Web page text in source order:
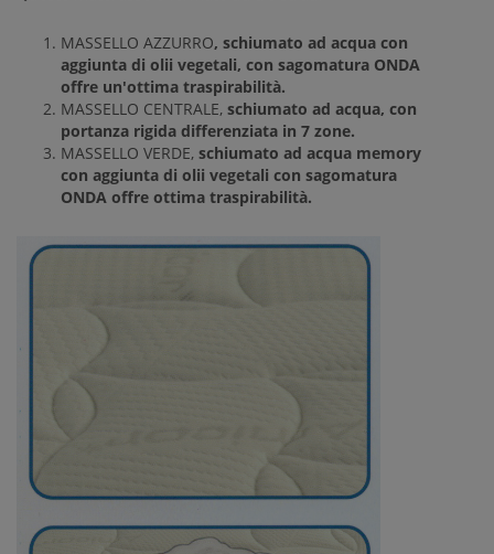
MASSELLO AZZURRO, schiumato ad acqua con
aggiunta di olii vegetali, con sagomatura ONDA
offre un'ottima traspirabilità.
MASSELLO CENTRALE, schiumato ad acqua, con
portanza rigida differenziata in 7 zone.
MASSELLO VERDE, schiumato ad acqua memory
con aggiunta di olii vegetali con sagomatura
ONDA offre ottima traspirabilità.